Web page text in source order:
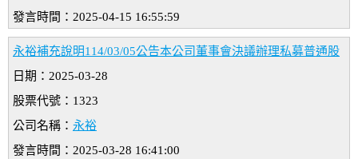
發言時間：2025-04-15 16:55:59
永裕補充說明114/03/05公告本公司董事會決議辦理私募普通股
日期：2025-03-28
股票代號：1323
公司名稱： 永裕
發言時間：2025-03-28 16:41:00